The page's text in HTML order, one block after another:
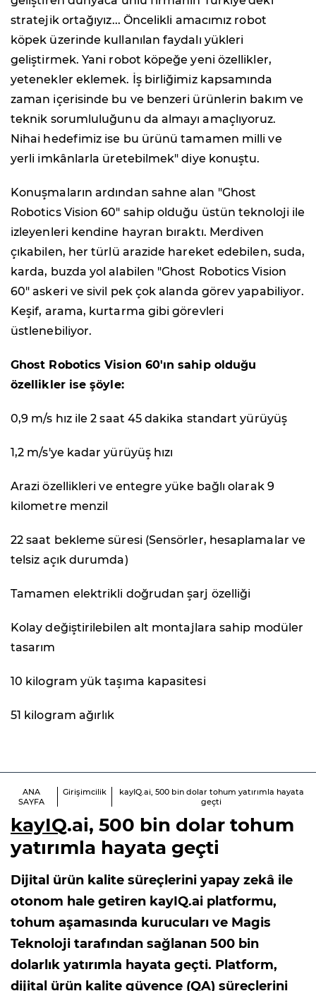
stratejik ortağıyız... Öncelikli amacımız robot
köpek üzerinde kullanılan faydalı yükleri
geliştirmek. Yani robot köpeğe yeni özellikler,
yetenekler eklemek. İş birliğimiz kapsamında
zaman içerisinde bu ve benzeri ürünlerin bakım ve
teknik sorumluluğunu da almayı amaçlıyoruz.
Nihai hedefimiz ise bu ürünü tamamen milli ve
yerli imkânlarla üretebilmek" diye konuştu.
Konuşmaların ardından sahne alan "Ghost
Robotics Vision 60" sahip olduğu üstün teknoloji ile
izleyenleri kendine hayran bıraktı. Merdiven
çıkabilen, her türlü arazide hareket edebilen, suda,
karda, buzda yol alabilen "Ghost Robotics Vision
60" askeri ve sivil pek çok alanda görev yapabiliyor.
Keşif, arama, kurtarma gibi görevleri
üstlenebiliyor.
Ghost Robotics Vision 60'ın sahip olduğu
özellikler ise şöyle:
0,9 m/s hız ile 2 saat 45 dakika standart yürüyüş
1,2 m/s'ye kadar yürüyüş hızı
Arazi özellikleri ve entegre yüke bağlı olarak 9
kilometre menzil
22 saat bekleme süresi (Sensörler, hesaplamalar ve
telsiz açık durumda)
Tamamen elektrikli doğrudan şarj özelliği
Kolay değiştirilebilen alt montajlara sahip modüler
tasarım
10 kilogram yük taşıma kapasitesi
51 kilogram ağırlık
ANA
SAYFA
Girişimcilik
kayIQ.ai, 500 bin dolar tohum yatırımla hayata
geçti
kayIQ.ai, 500 bin dolar tohum
yatırımla hayata geçti
Dijital ürün kalite süreçlerini yapay zekâ ile
otonom hale getiren kayIQ.ai platformu,
tohum aşamasında kurucuları ve Magis
Teknoloji tarafından sağlanan 500 bin
dolarlık yatırımla hayata geçti. Platform,
dijital ürün kalite güvence (QA) süreçlerini